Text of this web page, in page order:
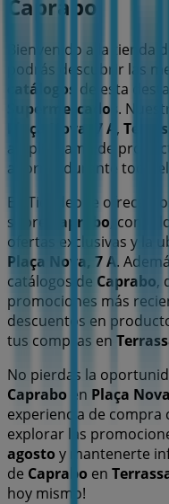
Caprabo
Bienvenido a la tienda de
podrás descubrir las
catálogos de esta
Supermercados .
Plaça Nova, 7 A ,
amplia gama de
ahorrar durante todo el
En Tiendeo te
sobre
Caprabo , como
ofertas exclusivas y la
Plaça Nova, 7 A.
catálogos de Caprabo,
promociones más
descuentos en
tus compras en
No pierdas la
Caprabo en Plaça
experiencia de compra
explorar las
agosto y mantenerte
de Caprabo en
hoy mismo!